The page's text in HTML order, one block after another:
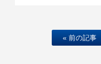
« 前の記事